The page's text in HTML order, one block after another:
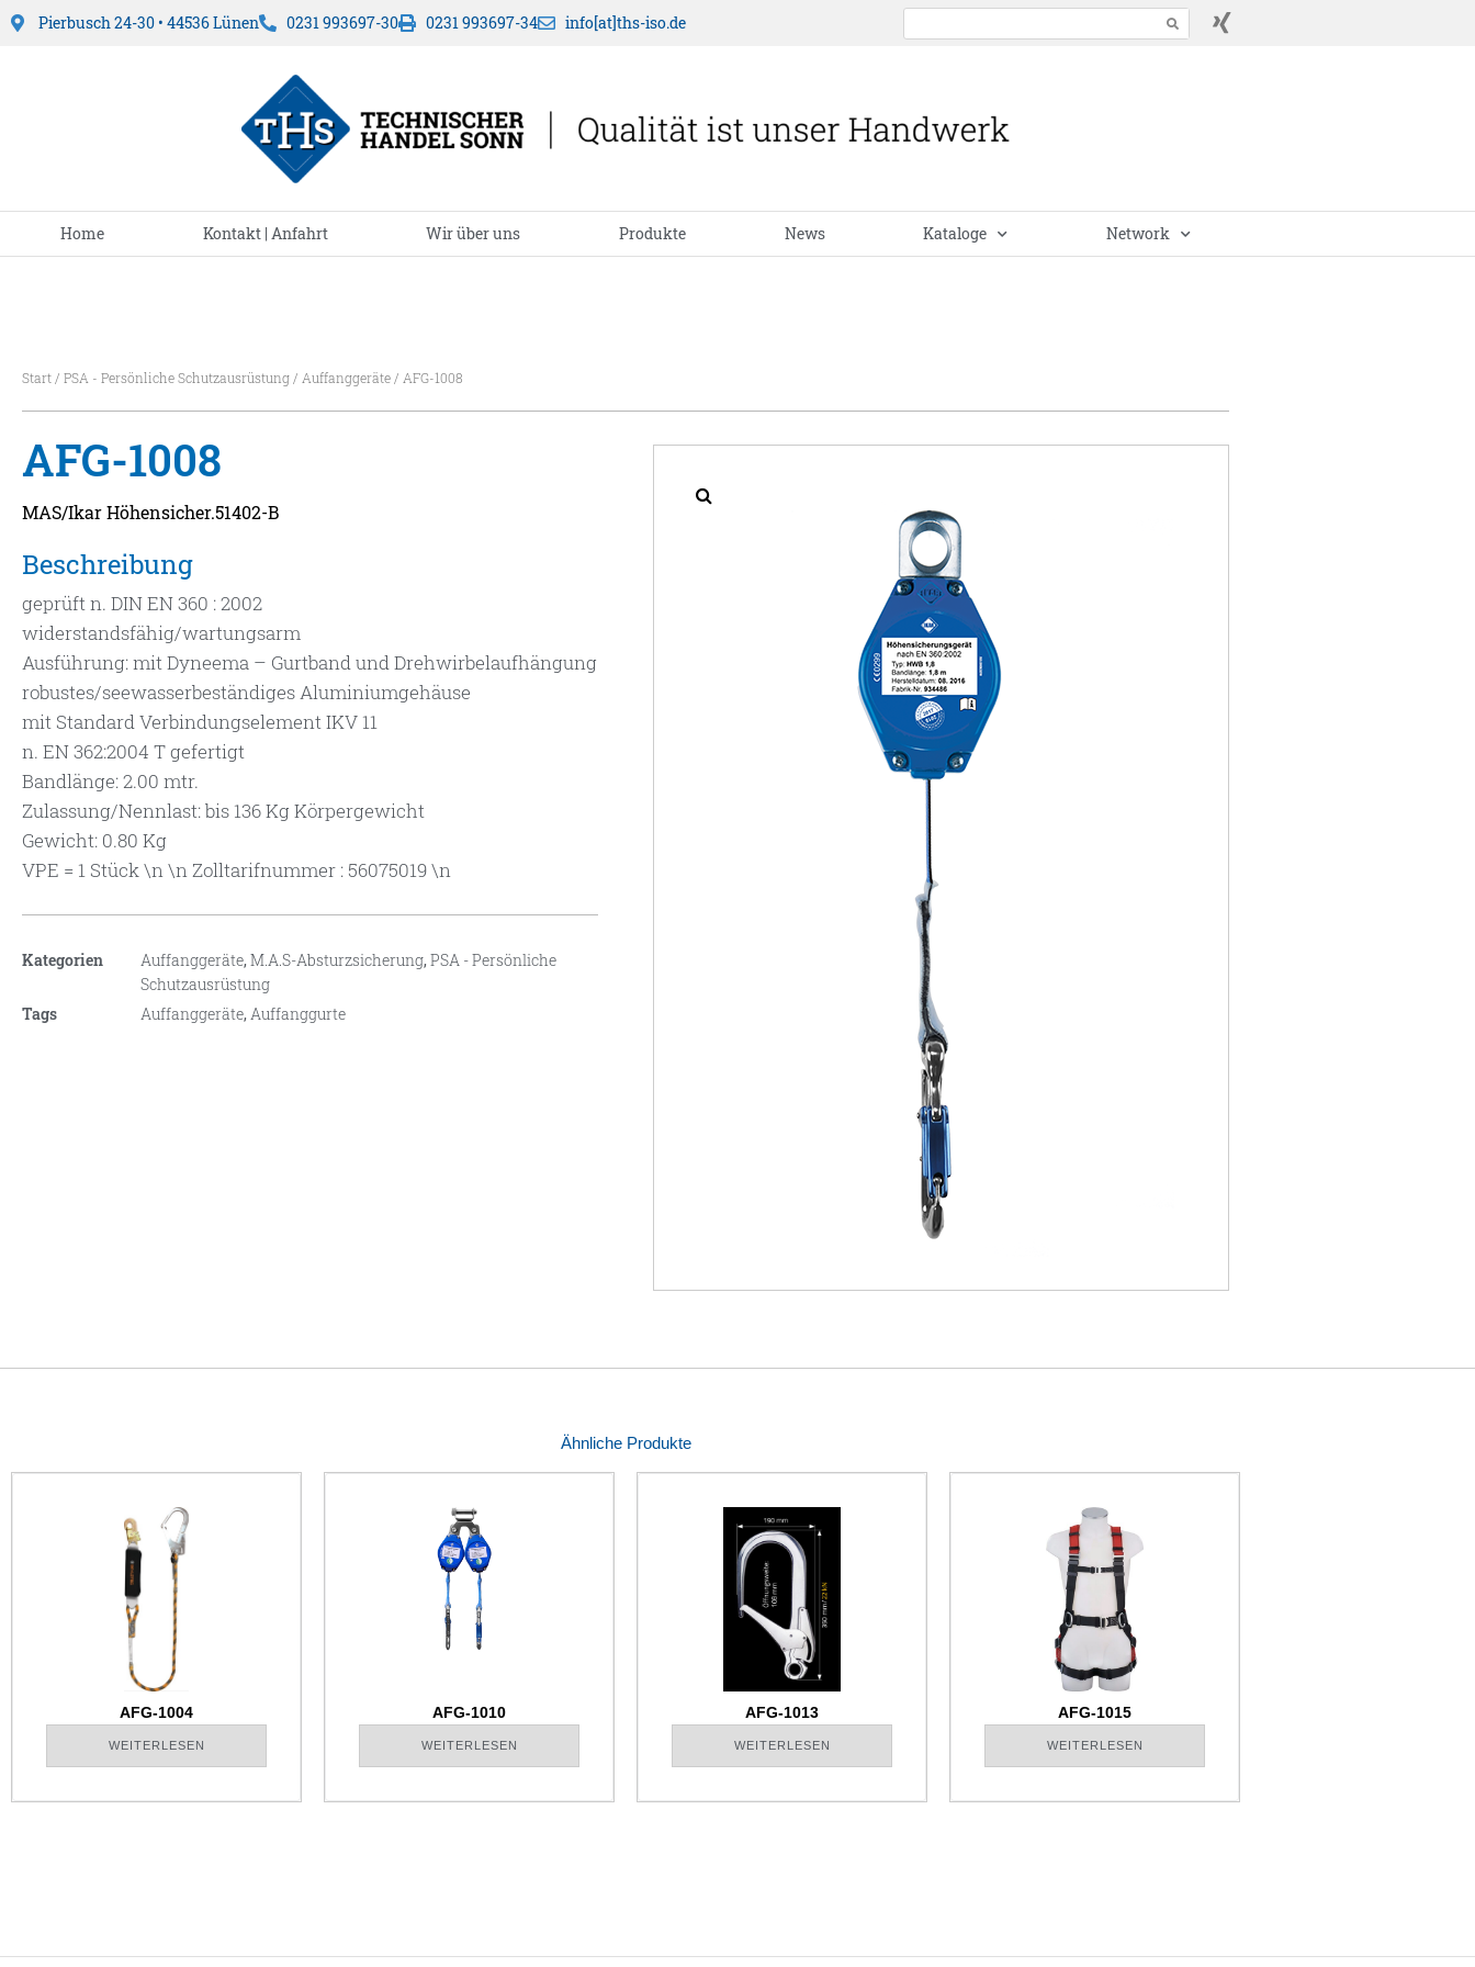
Pierbusch 24-30 • 44536 Lünen 0231 993697-30 0231 993697-34 info[at]ths-iso.de
Home Kontakt | Anfahrt Wir über uns Produkte News Kataloge Network
Start / PSA - Persönliche Schutzausrüstung / Auffanggeräte / AFG-1008
AFG-1008
MAS/Ikar Höhensicher.51402-B
Beschreibung
geprüft n. DIN EN 360 : 2002
widerstandsfähig/wartungsarm
Ausführung: mit Dyneema – Gurtband und Drehwirbelaufhängung
robustes/seewasserbeständiges Aluminiumgehäuse
mit Standard Verbindungselement IKV 11
n. EN 362:2004 T gefertigt
Bandlänge: 2.00 mtr.
Zulassung/Nennlast: bis 136 Kg Körpergewicht
Gewicht: 0.80 Kg
VPE = 1 Stück \n \n Zolltarifnummer : 56075019 \n
Kategorien Auffanggeräte,M.A.S-Absturzsicherung,PSA - Persönliche
Schutzausrüstung
Tags
Auffanggeräte,Auffanggurte
Ähnliche Produkte
AFG-1004
WEITERLESEN
AFG-1010
WEITERLESEN
AFG-1013
WEITERLESEN
AFG-1015
WEITERLESEN